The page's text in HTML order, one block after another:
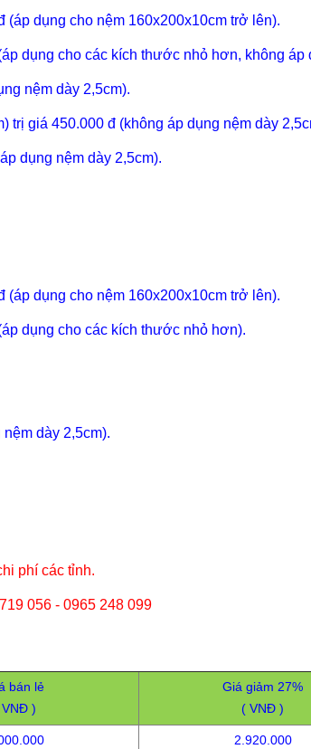
dụng cho nệm 160x200x10cm trở lên).
dụng cho các kích thước nhỏ hơn, không áp
nệm dày 2,5cm).
trị giá 450.000 đ (không áp dụng nệm dày
dụng nệm dày 2,5cm).
dụng cho nệm 160x200x10cm trở lên).
dụng cho các kích thước nhỏ hơn).
dày 2,5cm).
phí các tỉnh.
056 - 0965 248 099
bán lẻ
VNĐ )
Giá giảm 27%
( VNĐ )
2.920.000